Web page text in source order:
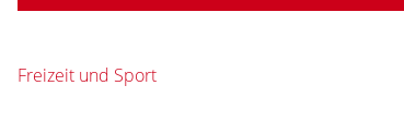
Freizeit und Sport